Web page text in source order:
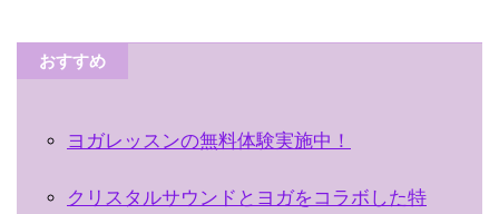
おすすめ
ヨガレッスンの無料体験実施中！
クリスタルサウンドとヨガをコラボした特